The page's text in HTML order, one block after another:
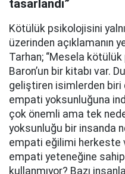
tasarlandı”
Kötülük psikolojisini
üzerinden açıklamanın
Tarhan; “Mesela
Baron’un bir kitabı var.
geliştiren isimlerden biri
empati yoksunluğuna
çok önemli ama tek
yoksunluğu bir insanda
empati eğilimi herkeste
empati yeteneğine
kullanmıyor? Bazı